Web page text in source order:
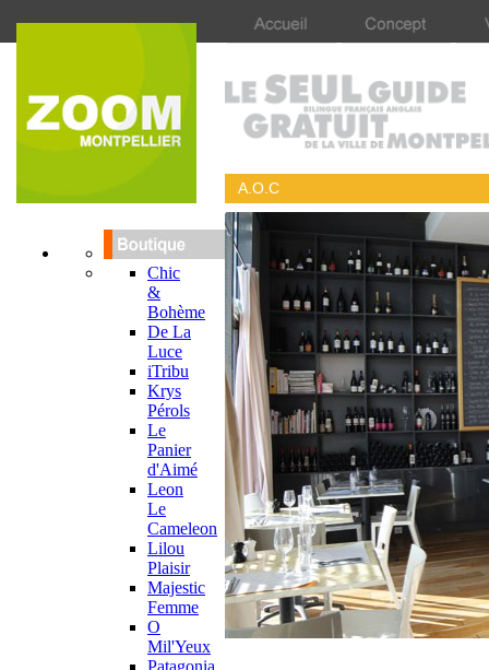
A.O.C
Chic
&
Bohème
De La
Luce
iTribu
Krys
Pérols
Le
Panier
d'Aimé
Leon
Le
Cameleon
Lilou
Plaisir
Majestic
Femme
O
Mil'Yeux
Patagonia